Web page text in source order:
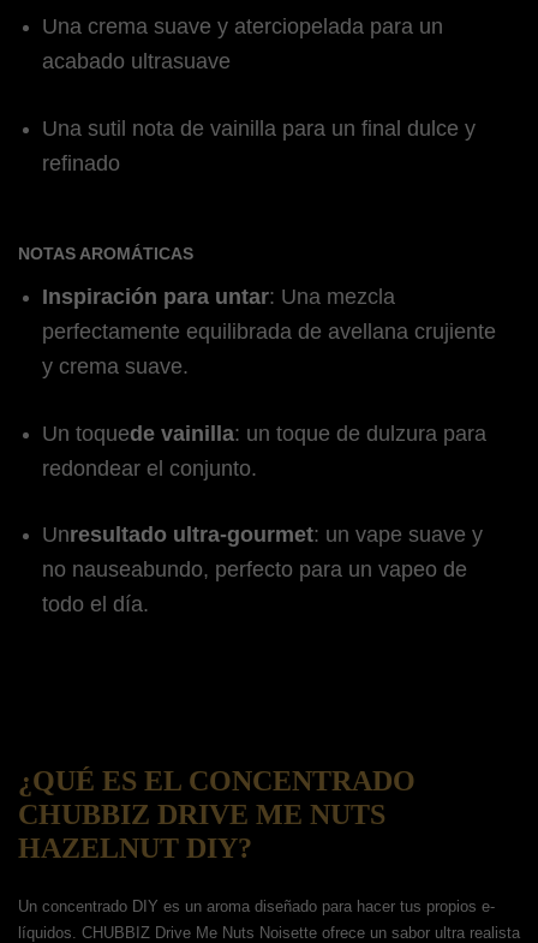
Una crema suave y aterciopelada para un
acabado ultrasuave
Una sutil nota de vainilla para un final dulce y
refinado
NOTAS AROMÁTICAS
Inspiración para untar: Una mezcla
perfectamente equilibrada de avellana crujiente
y crema suave.
Un toquede vainilla: un toque de dulzura para
redondear el conjunto.
Unresultado ultra-gourmet: un vape suave y
no nauseabundo, perfecto para un vapeo de
todo el día.
¿QUÉ ES EL CONCENTRADO
CHUBBIZ DRIVE ME NUTS
HAZELNUT DIY?
Un concentrado DIY es un aroma diseñado para hacer tus propios e-
líquidos. CHUBBIZ Drive Me Nuts Noisette ofrece un sabor ultra realista